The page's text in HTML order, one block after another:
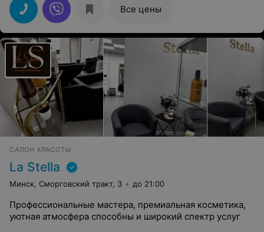
Все цены
САЛОН КРАСОТЫ
La Stella
Минск, Сморговский тракт, 3 до 21:00
Профессиональные мастера, премиальная косметика,
уютная атмосфера способны и широкий спектр услуг